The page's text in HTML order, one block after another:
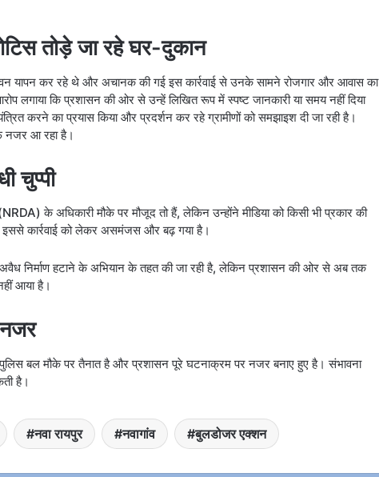
तोड़े जा रहे घर-दुकान
यापन कर रहे थे और अचानक की गई इस कार्रवाई से उनके सामने रोजगार और आवास का
लगाया कि प्रशासन की ओर से उन्हें लिखित रूप में स्पष्ट जानकारी या समय नहीं दिया
करने का प्रयास किया और प्रदर्शन कर रहे ग्रामीणों को समझाइश दी जा रही है।
नजर आ रहा है।
चुप्पी
के अधिकारी मौके पर मौजूद तो हैं, लेकिन उन्होंने मीडिया को किसी भी प्रकार की
कार्रवाई को लेकर असमंजस और बढ़ गया है।
अवैध निर्माण हटाने के अभियान के तहत की जा रही है, लेकिन प्रशासन की ओर से अब तक
आया है।
पुलिस बल मौके पर तैनात है और प्रशासन पूरे घटनाक्रम पर नजर बनाए हुए है। संभावना
है।
नवा रायपुर नवागांव बुलडोजर एक्शन